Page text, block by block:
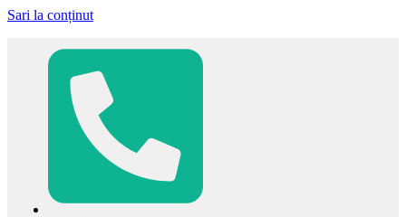
Sari la conținut